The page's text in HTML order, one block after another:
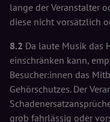
lange der Veranstalter
diese nicht vorsätzlich
8.2 Da laute Musik das
einschränken kann,
Besucher:innen das
Gehörschutzes. Der
grob fahrlässig oder